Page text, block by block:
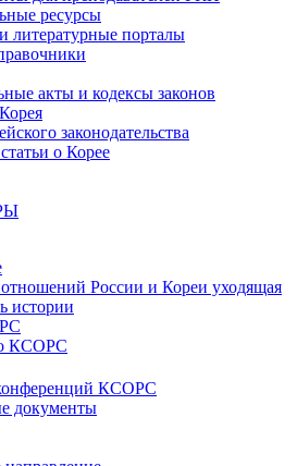
ресурсы
литературные порталы
акты и кодексы законов
законодательства
о Корее
России и Кореи уходящая
истории
КСОРС
КСОРС
документы